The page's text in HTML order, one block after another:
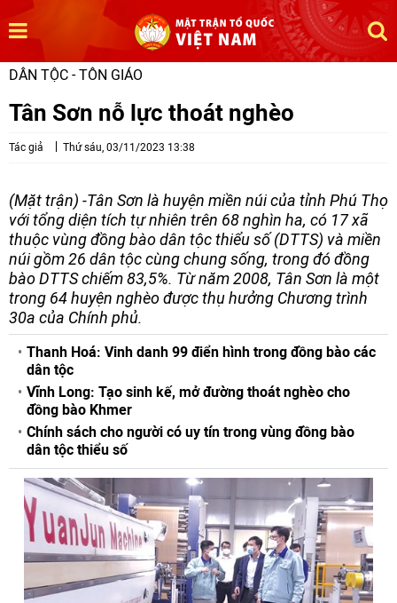
DÂN TỘC - TÔN GIÁO
Tân Sơn nỗ lực thoát nghèo
Tác giả Thứ sáu, 03/11/2023 13:38
(Mặt trận) -Tân Sơn là huyện miền núi của tỉnh Phú Thọ
với tổng diện tích tự nhiên trên 68 nghìn ha, có 17 xã
thuộc vùng đồng bào dân tộc thiểu số (DTTS) và miền
núi gồm 26 dân tộc cùng chung sống, trong đó đồng
bào DTTS chiếm 83,5%. Từ năm 2008, Tân Sơn là một
trong 64 huyện nghèo được thụ hưởng Chương trình
30a của Chính phủ.
Thanh Hoá: Vinh danh 99 điển hình trong đồng bào các
dân tộc
Vĩnh Long: Tạo sinh kế, mở đường thoát nghèo cho
đồng bào Khmer
Chính sách cho người có uy tín trong vùng đồng bào
dân tộc thiểu số